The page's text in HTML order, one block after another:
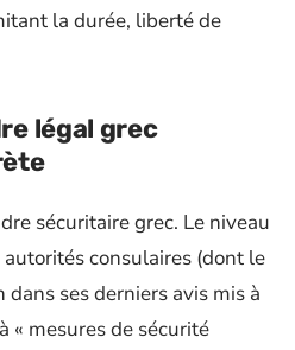
la durée, liberté de
légal grec
sécuritaire grec. Le niveau
consulaires (dont le
ses derniers avis mis à
« mesures de sécurité